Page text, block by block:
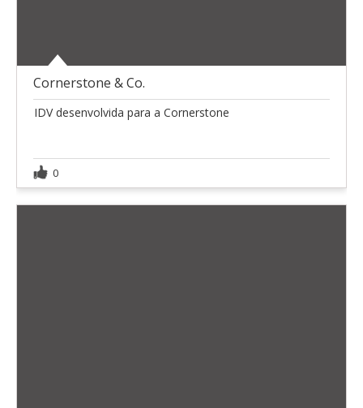
Cornerstone & Co.
IDV desenvolvida para a Cornerstone
0